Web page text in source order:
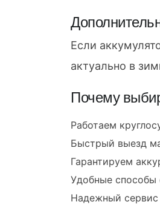
Если
актуально в
Почему
Работаем
Быстрый выезд
Гарантируем
Удобные способы
Надежный